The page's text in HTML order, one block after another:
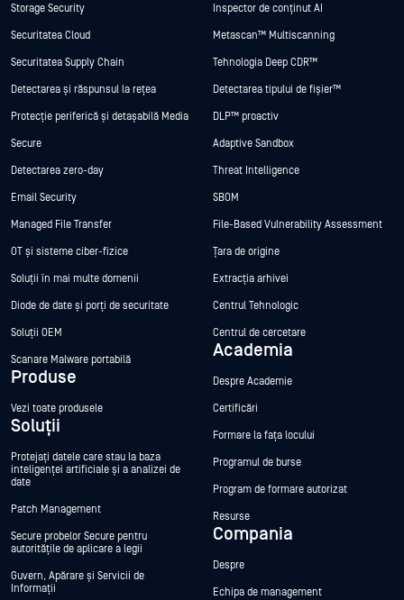
Storage Security
Securitatea Cloud
Securitatea Supply Chain
Detectarea și răspunsul la rețea
Protecție periferică și detașabilă Media
Secure
Detectarea zero-day
Email Security
Managed File Transfer
OT și sisteme ciber-fizice
Soluții în mai multe domenii
Diode de date și porți de securitate
Soluții OEM
Scanare Malware portabilă
Produse
Vezi toate produsele
Soluții
Protejați datele care stau la baza
inteligenței artificiale și a analizei de
date
Patch Management
Secure probelor Secure pentru
autoritățile de aplicare a legii
Guvern, Apărare și Servicii de
Informații
Inspector de conținut AI
Metascan™ Multiscanning
Tehnologia Deep CDR™
Detectarea tipului de fișier™
DLP™ proactiv
Adaptive Sandbox
Threat Intelligence
SBOM
File-Based Vulnerability Assessment
Țara de origine
Extracția arhivei
Centrul Tehnologic
Centrul de cercetare
Academia
Despre Academie
Certificări
Formare la fața locului
Programul de burse
Program de formare autorizat
Resurse
Compania
Despre
Echipa de management